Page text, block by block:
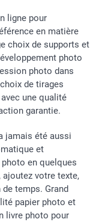
ligne pour
en matière
choix de supports et
photo
photo dans
de tirages
une qualité
garantie.
jamais été aussi
et
en quelques
ajoutez votre texte,
temps. Grand
papier photo et
livre photo pour